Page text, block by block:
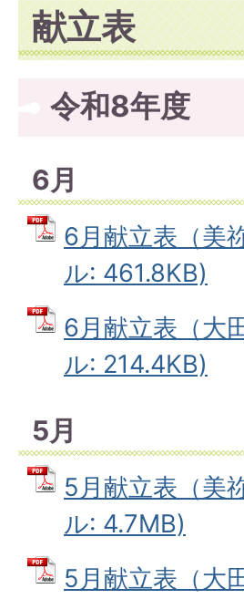
献立表
令和8年度
6月
6月献立表（美
ル: 461.8KB)
6月献立表（大
ル: 214.4KB)
5月
5月献立表（美
ル: 4.7MB)
5月献立表（大